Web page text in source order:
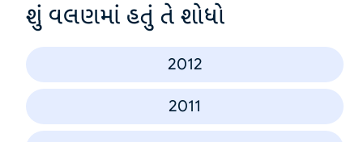
શું વલણમાં હતું તે શોધો
2012
2011